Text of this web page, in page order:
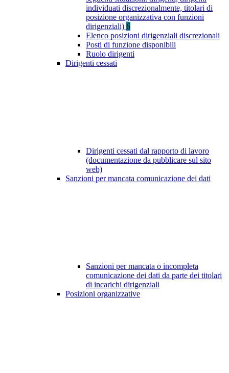
individuati discrezionalmente, titolari di
posizione organizzativa con funzioni
dirigenziali) 6
Elenco posizioni dirigenziali discrezionali
Posti di funzione disponibili
Ruolo dirigenti
Dirigenti cessati
Dirigenti cessati dal rapporto di lavoro
(documentazione da pubblicare sul sito
web)
Sanzioni per mancata comunicazione dei dati
Sanzioni per mancata o incompleta
comunicazione dei dati da parte dei titolari
di incarichi dirigenziali
Posizioni organizzative